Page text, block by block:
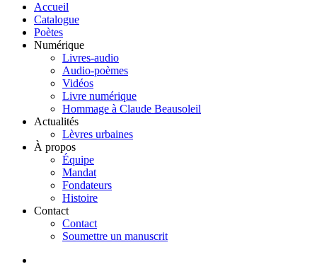
Accueil
Catalogue
Poètes
Numérique
Livres-audio
Audio-poèmes
Vidéos
Livre numérique
Hommage à Claude Beausoleil
Actualités
Lèvres urbaines
À propos
Équipe
Mandat
Fondateurs
Histoire
Contact
Contact
Soumettre un manuscrit